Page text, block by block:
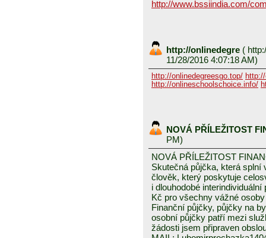
http://www.bssiindia.com/
http://onlinedegre (
11/28/2016 4:07:18 AM)
http://onlinedegreesgo.top/
http://onlineschoolschoice.info/
NOVÁ PŘÍLEŽITOST
PM)
NOVÁ PŘÍLEŽITOST
Skutečná půjčka, která
člověk, který poskytuje
i dlouhodobé
Kč pro všechny vážné
Finanční půjčky, půjčky na
osobní půjčky patří mezi
žádosti jsem připraven